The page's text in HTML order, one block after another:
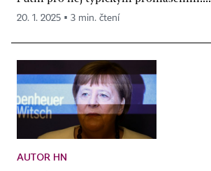
20. 1. 2025 ▪ 3 min. čtení
AUTOR HN